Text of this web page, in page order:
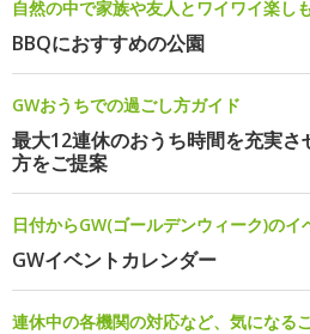
自然の中で家族や友人とワイワイ楽し
BBQにおすすめの公園
GWおうちでの過ごし方ガイド
最大12連休のおうち時間を充実さ
方をご提案
日付からGW(ゴールデンウィーク)のイ
GWイベントカレンダー
連休中の各機関の対応など、気になる